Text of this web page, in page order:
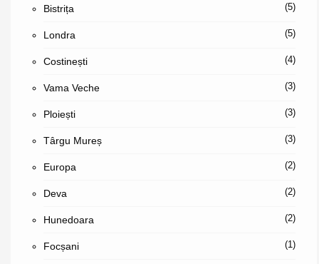
Bistrița (5)
Londra (5)
Costinești (4)
Vama Veche (3)
Ploiești (3)
Târgu Mureș (3)
Europa (2)
Deva (2)
Hunedoara (2)
Focșani (1)